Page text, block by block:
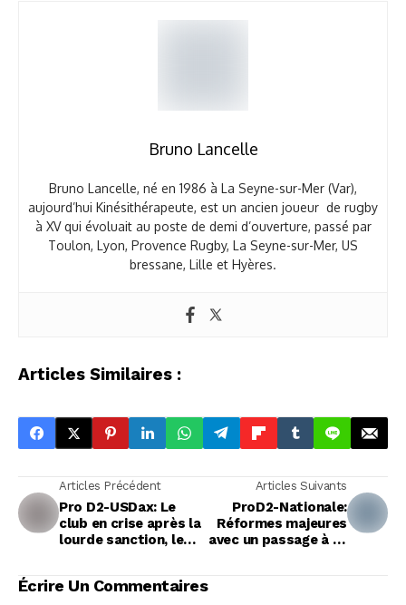
Bruno Lancelle
Bruno Lancelle, né en 1986 à La Seyne-sur-Mer (Var),
aujourd’hui Kinésithérapeute, est un ancien joueur de rugby
à XV qui évoluait au poste de demi d’ouverture, passé par
Toulon, Lyon, Provence Rugby, La Seyne-sur-Mer, US
bressane, Lille et Hyères.
Articles Similaires :
Articles Précédent
Pro D2-USDax: Le
club en crise après la
lourde sanction, les
Articles Suivants
ProD2-Nationale:
Réformes majeures
avec un passage à 16
Écrire Un Commentaires